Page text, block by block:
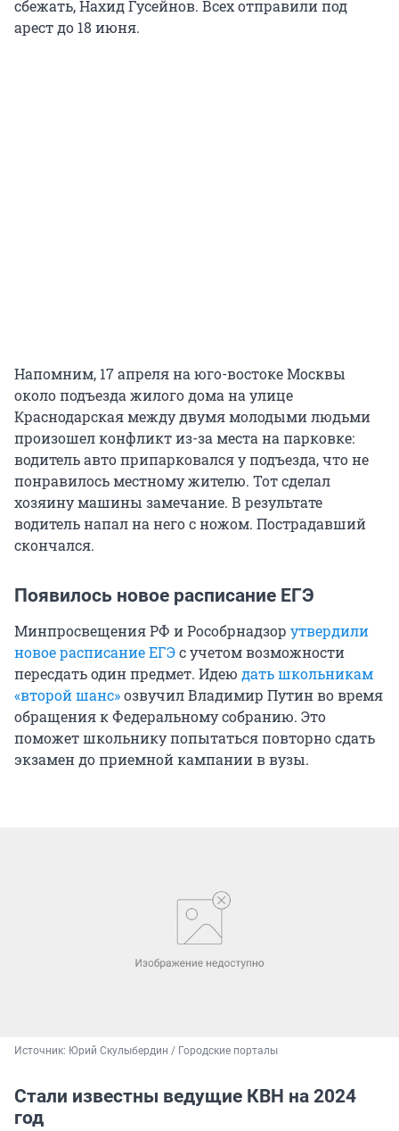
сбежать, Нахид Гусейнов. Всех отправили под
арест до 18 июня.
Напомним, 17 апреля на юго-востоке Москвы
около подъезда жилого дома на улице
Краснодарская между двумя молодыми людьми
произошел конфликт из-за места на парковке:
водитель авто припарковался у подъезда, что не
понравилось местному жителю. Тот сделал
хозяину машины замечание. В результате
водитель напал на него с ножом. Пострадавший
скончался.
Появилось новое расписание ЕГЭ
Минпросвещения РФ и Рособрнадзор утвердили
новое расписание ЕГЭс учетом возможности
пересдать один предмет. Идею дать школьникам
«второй шанс»озвучил Владимир Путин во время
обращения к Федеральному собранию. Это
поможет школьнику попытаться повторно сдать
экзамен до приемной кампании в вузы.
Источник: Юрий Скулыбердин / Городские порталы
Стали известны ведущие КВН на 2024
год